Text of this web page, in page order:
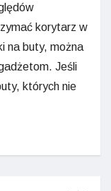
korytarz w
na buty, można
Jeśli
których nie